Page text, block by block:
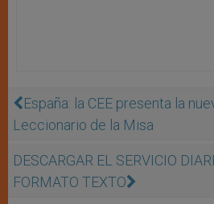
España: la CEE presenta la
Leccionario de la Misa
DESCARGAR EL SERVICIO
FORMATO TEXTO